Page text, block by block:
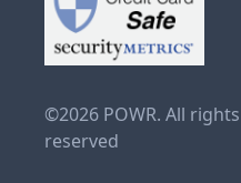
©2026 POWR. All rights
reserved